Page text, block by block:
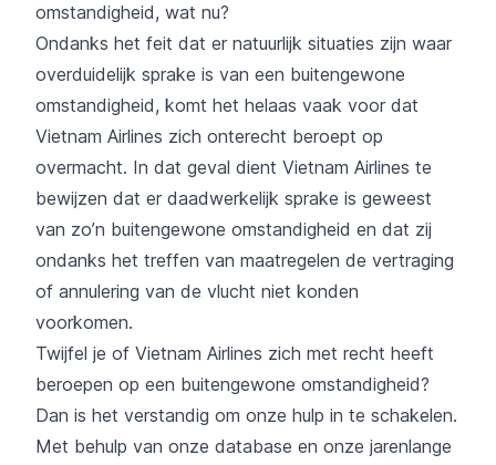
omstandigheid, wat nu?
Ondanks het feit dat er natuurlijk situaties zijn waar
overduidelijk sprake is van een buitengewone
omstandigheid, komt het helaas vaak voor dat
Vietnam Airlines zich onterecht beroept op
overmacht. In dat geval dient Vietnam Airlines te
bewijzen dat er daadwerkelijk sprake is geweest
van zo’n buitengewone omstandigheid en dat zij
ondanks het treffen van maatregelen de vertraging
of annulering van de vlucht niet konden
voorkomen.
Twijfel je of Vietnam Airlines zich met recht heeft
beroepen op een buitengewone omstandigheid?
Dan is het verstandig om onze hulp in te schakelen.
Met behulp van onze database en onze jarenlange